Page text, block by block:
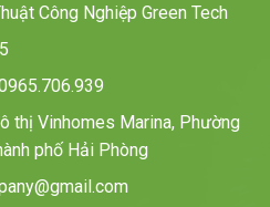
Công Nghiệp Green Tech
thị Vinhomes Marina, Phường
phố Hải Phòng